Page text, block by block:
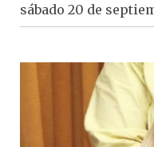
sábado 20 de